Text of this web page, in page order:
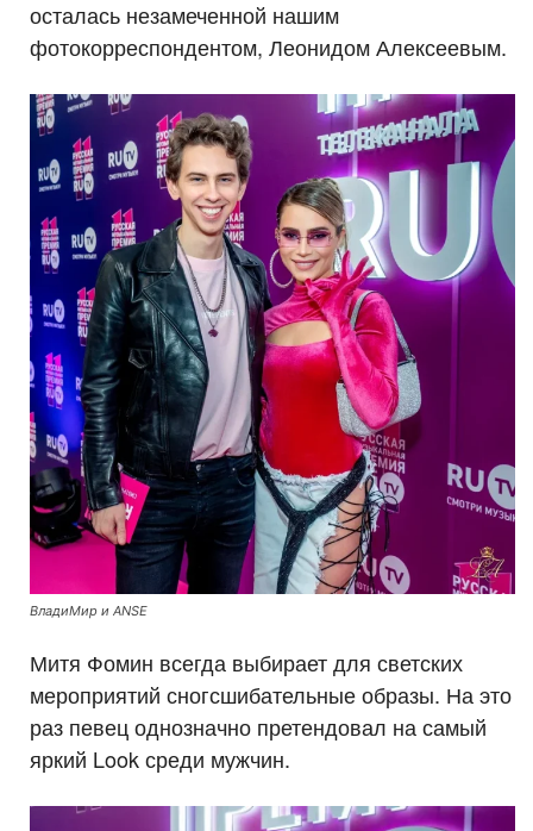
осталась незамеченной нашим
фотокорреспондентом, Леонидом Алексеевым.
ВладиМир и ANSE
Митя Фомин всегда выбирает для светских
мероприятий сногсшибательные образы. На это
раз певец однозначно претендовал на самый
яркий Look среди мужчин.